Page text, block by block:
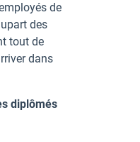
de
des
tout de
dans
diplômés